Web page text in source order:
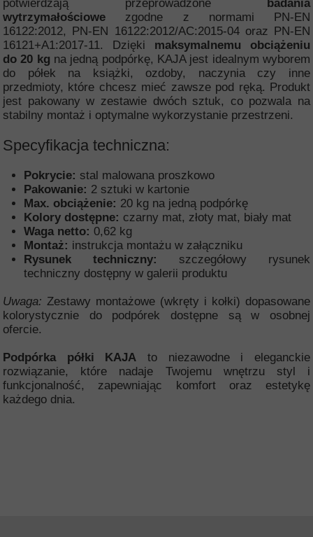
potwierdzają przeprowadzone badania
wytrzymałościowe zgodne z normami PN-EN
16122:2012, PN-EN 16122:2012/AC:2015-04 oraz PN-EN
16121+A1:2017-11. Dzięki maksymalnemu obciążeniu
do 20 kg na jedną podpórkę, KAJA jest idealnym wyborem
do półek na książki, ozdoby, naczynia czy inne
przedmioty, które chcesz mieć zawsze pod ręką. Produkt
jest pakowany w zestawie dwóch sztuk, co pozwala na
stabilny montaż i optymalne wykorzystanie przestrzeni.
Specyfikacja techniczna:
Pokrycie: stal malowana proszkowo
Pakowanie: 2 sztuki w kartonie
Max. obciążenie: 20 kg na jedną podpórkę
Kolory dostępne: czarny mat, złoty mat, biały mat
Waga netto: 0,62 kg
Montaż: instrukcja montażu w załączniku
Rysunek techniczny:
szczegółowy rysunek
techniczny dostępny w galerii produktu
Uwaga: Zestawy montażowe (wkręty i kołki) dopasowane
kolorystycznie do podpórek dostępne są w osobnej
ofercie.
Podpórka półki KAJA to niezawodne i eleganckie
rozwiązanie, które nadaje Twojemu wnętrzu styl i
funkcjonalność, zapewniając komfort oraz estetykę
każdego dnia.